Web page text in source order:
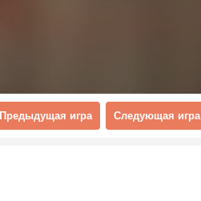
Предыдущая игра Следующая игра